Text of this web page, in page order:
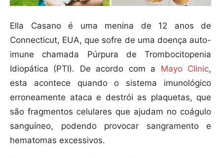
Ella Casano é uma menina de 12 anos de
Connecticut, EUA, que sofre de uma doença auto-
imune chamada Púrpura de Trombocitopenia
Idiopática (PTI). De acordo com a Mayo Clinic,
esta acontece quando o sistema imunológico
erroneamente ataca e destrói as plaquetas, que
são fragmentos celulares que ajudam no coágulo
sanguíneo, podendo provocar sangramento e
hematomas excessivos.